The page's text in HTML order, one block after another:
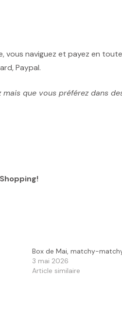
vous naviguez et payez en
Paypal.
que vous préférez dans
Box de Mai, matchy-
3 mai 2026
Article similaire